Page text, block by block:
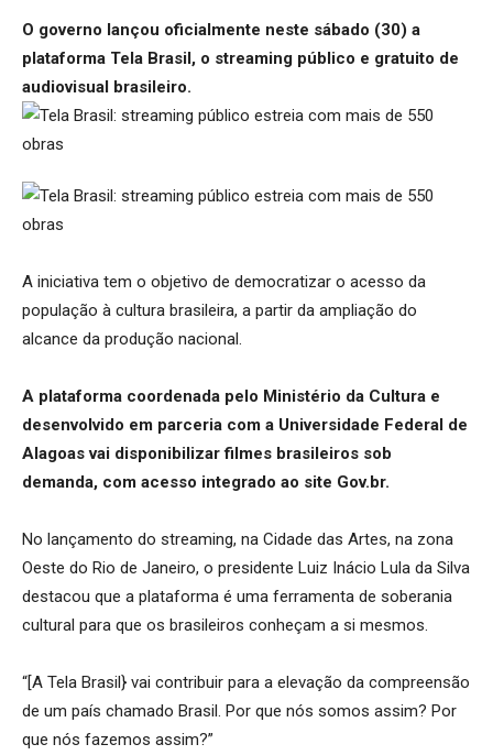
O governo lançou oficialmente neste sábado (30) a
plataforma Tela Brasil, o streaming público e gratuito de
audiovisual brasileiro.
A iniciativa tem o objetivo de democratizar o acesso da
população à cultura brasileira, a partir da ampliação do
alcance da produção nacional.
A plataforma coordenada pelo Ministério da Cultura e
desenvolvido em parceria com a Universidade Federal de
Alagoas vai disponibilizar filmes brasileiros sob
demanda, com acesso integrado ao site Gov.br.
No lançamento do streaming, na Cidade das Artes, na zona
Oeste do Rio de Janeiro, o presidente Luiz Inácio Lula da Silva
destacou que a plataforma é uma ferramenta de soberania
cultural para que os brasileiros conheçam a si mesmos.
“[A Tela Brasil} vai contribuir para a elevação da compreensão
de um país chamado Brasil. Por que nós somos assim? Por
que nós fazemos assim?”